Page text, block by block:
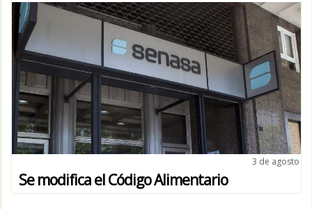
3 de agosto
Se modifica el Código Alimentario